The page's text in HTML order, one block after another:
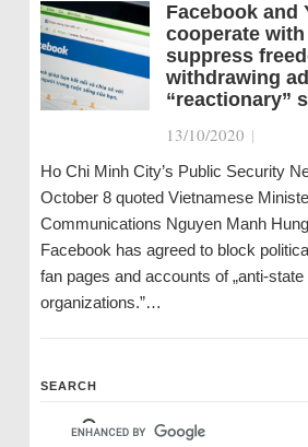
Facebook and
cooperate
suppress
withdrawing
“reactionary”
13/10/2020 |
Ho Chi Minh City’s Public Security
October 8 quoted Vietnamese
Communications Nguyen Manh
Facebook has agreed to block
fan pages and accounts of „anti-
organizations.”…
SEARCH